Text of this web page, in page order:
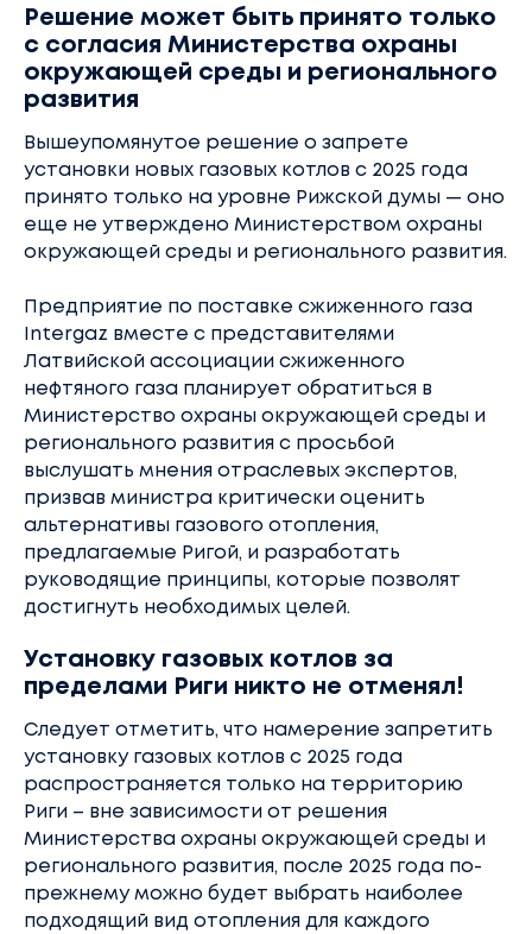
Решение может быть принято только
с согласия Министерства охраны
окружающей среды и регионального
развития
Вышеупомянутое решение о запрете
установки новых газовых котлов с 2025 года
принято только на уровне Рижской думы — оно
еще не утверждено Министерством охраны
окружающей среды и регионального развития.
Предприятие по поставке сжиженного газа
Intergaz вместе с представителями
Латвийской ассоциации сжиженного
нефтяного газа планирует обратиться в
Министерство охраны окружающей среды и
регионального развития с просьбой
выслушать мнения отраслевых экспертов,
призвав министра критически оценить
альтернативы газового отопления,
предлагаемые Ригой, и разработать
руководящие принципы, которые позволят
достигнуть необходимых целей.
Установку газовых котлов за
пределами Риги никто не отменял!
Следует отметить, что намерение запретить
установку газовых котлов с 2025 года
распространяется только на территорию
Риги – вне зависимости от решения
Министерства охраны окружающей среды и
регионального развития, после 2025 года по-
прежнему можно будет выбрать наиболее
подходящий вид отопления для каждого